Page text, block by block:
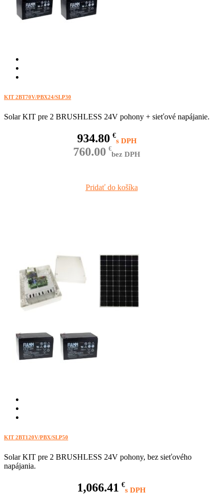
KIT 2BT70V/PBX24/SLP30
Solar KIT pre 2 BRUSHLESS 24V pohony + sieťové napájanie.
€
934.80
€
760.00 bez DPH
Pridať do košíka
KIT 2BT120V/PBX/SLP50
Solar KIT pre 2 BRUSHLESS 24V pohony, bez sieťového
napájania.
€
1,066.41